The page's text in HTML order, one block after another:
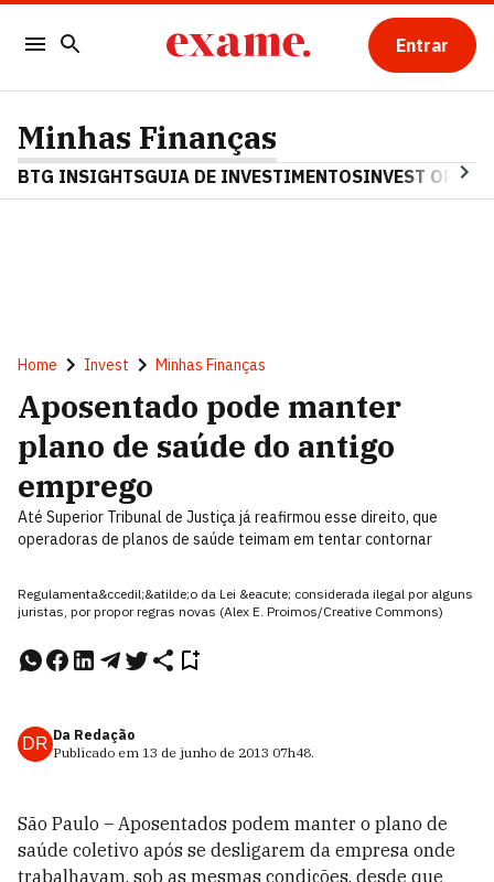
Entrar
Minhas Finanças
BTG INSIGHTSGUIA DE INVESTIMENTOSINVEST OPINA
Home Invest Minhas Finanças
Aposentado pode manter
plano de saúde do antigo
emprego
Até Superior Tribunal de Justiça já reafirmou esse direito, que
operadoras de planos de saúde teimam em tentar contornar
Regulamenta&ccedil;&atilde;o da Lei &eacute; considerada ilegal por alguns
juristas, por propor regras novas (Alex E. Proimos/Creative Commons)
DR Da Redação
Publicado em 13 de junho de 2013 07h48.
São Paulo – Aposentados podem manter o plano de
saúde coletivo após se desligarem da empresa onde
trabalhavam, sob as mesmas condições, desde que